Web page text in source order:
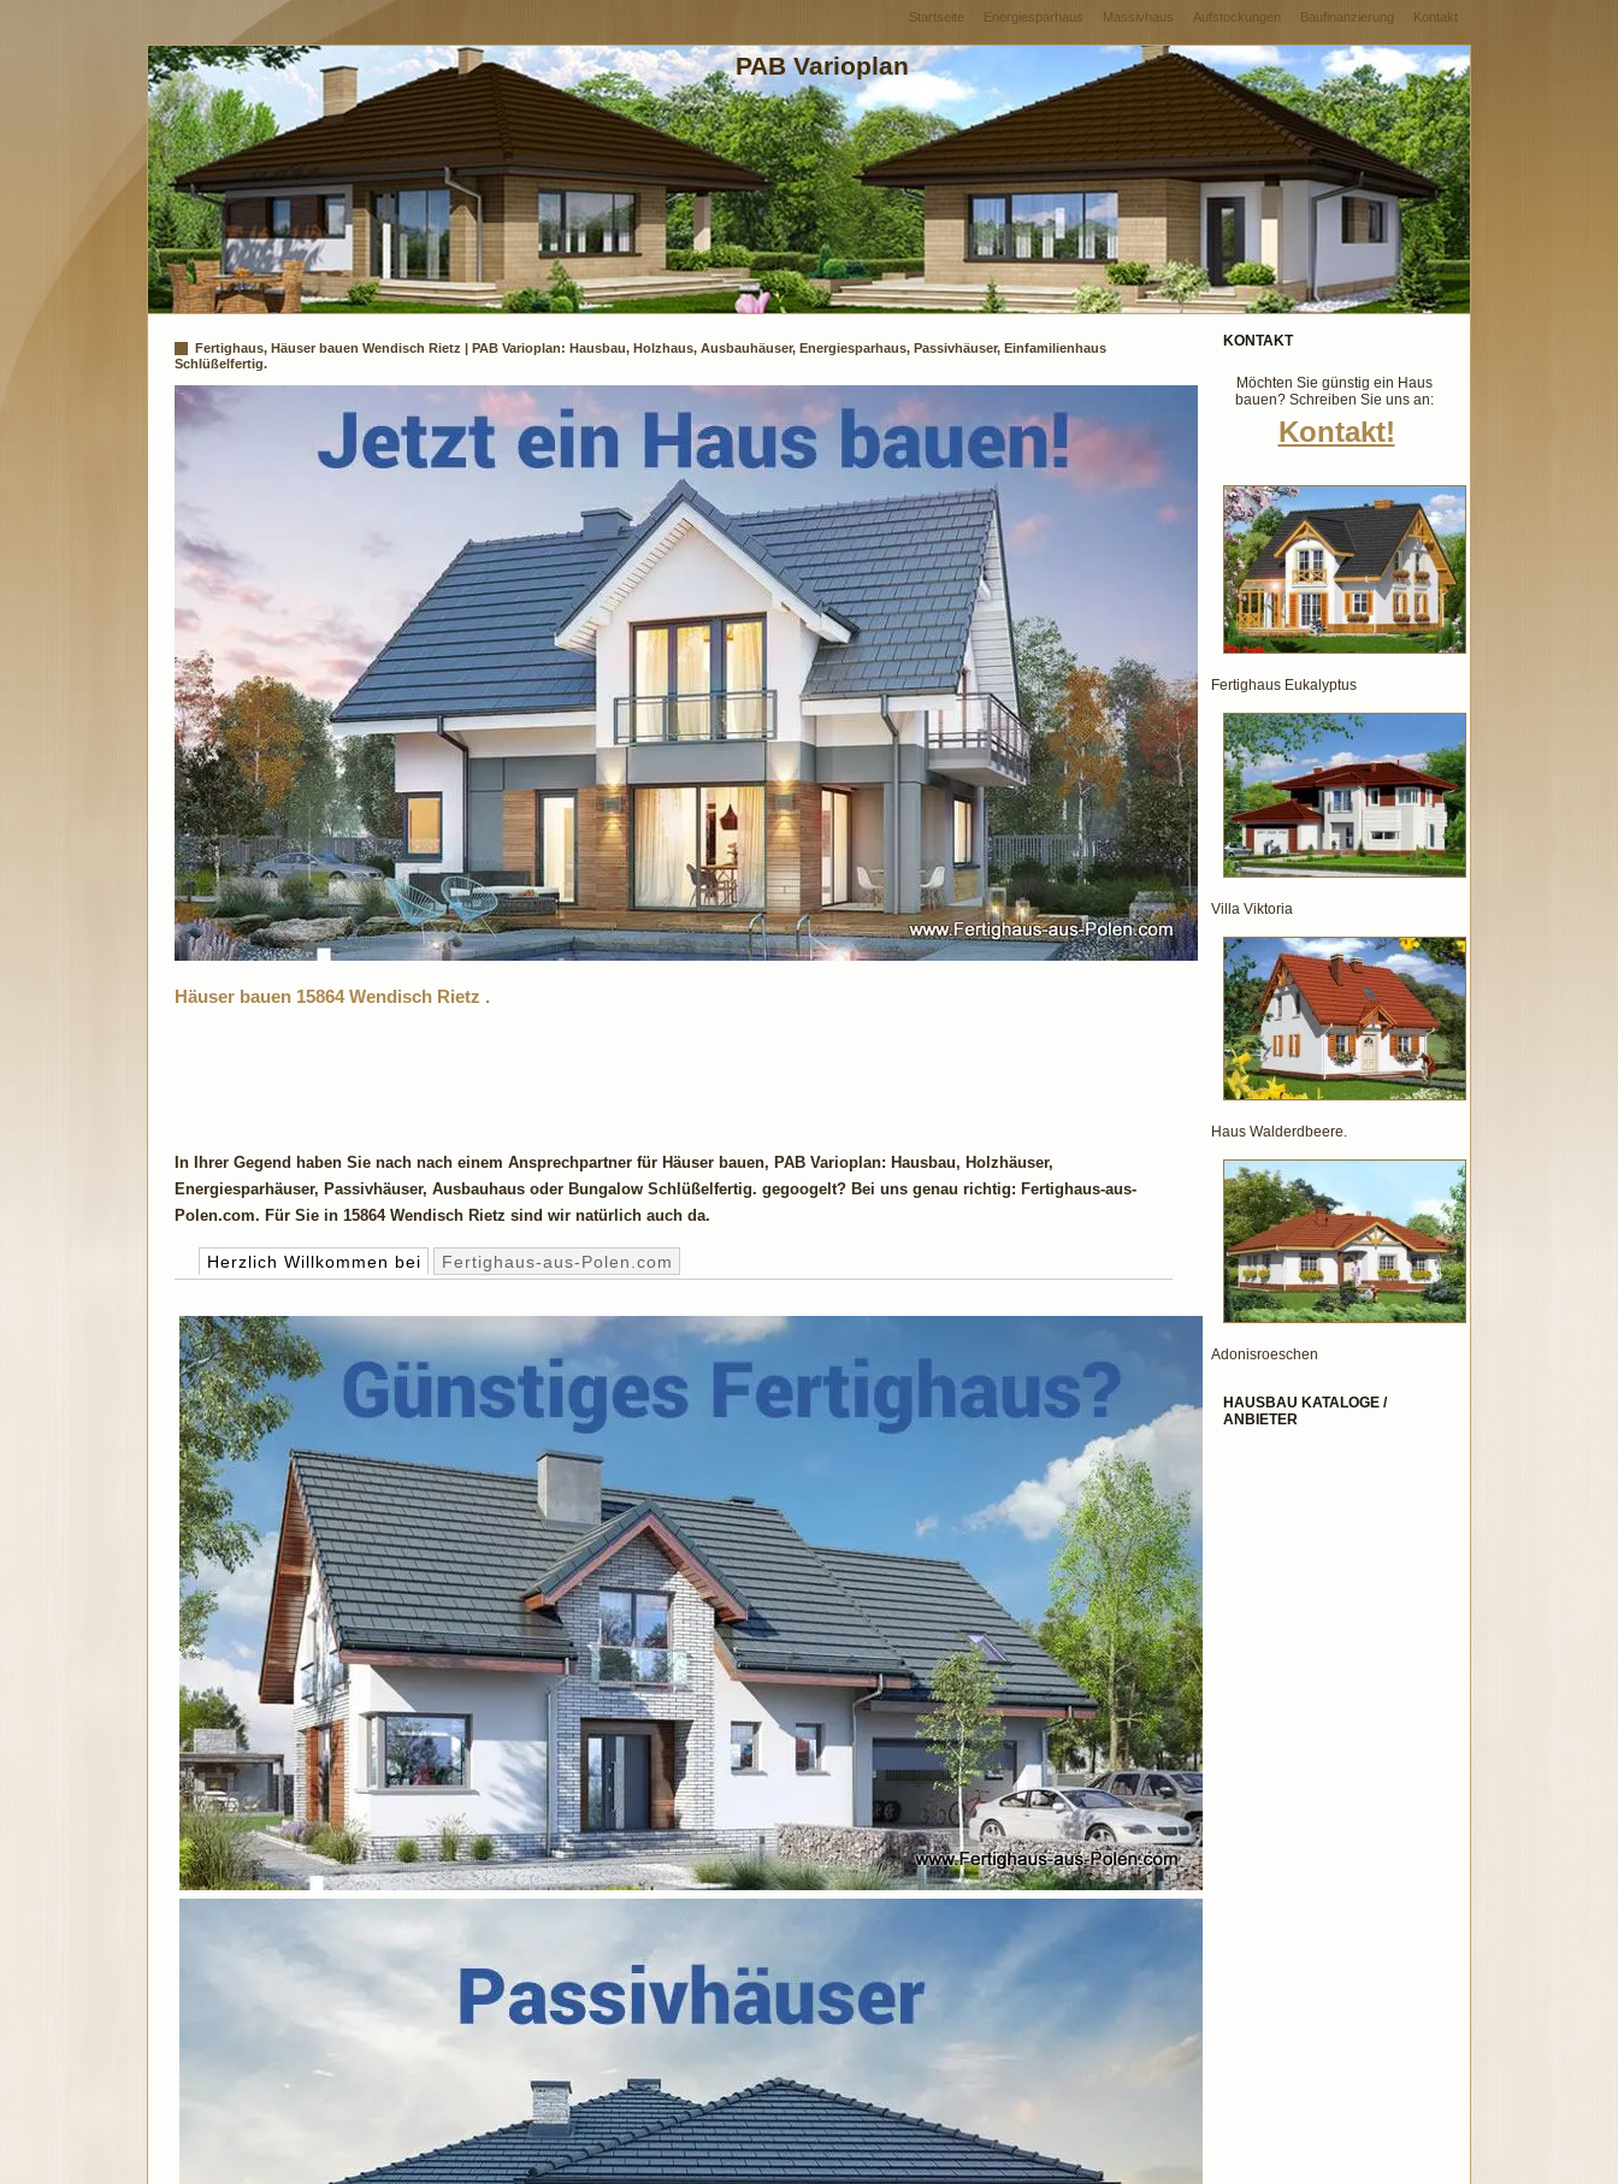
Startseite Energiesparhaus Massivhaus Aufstockungen Baufinanzierung Kontakt
PAB Varioplan
Fertighaus, Häuser bauen Wendisch Rietz | PAB Varioplan: Hausbau, Holzhaus, Ausbauhäuser, Energiesparhaus, Passivhäuser, Einfamilienhaus
Schlüßelfertig.
Häuser bauen 15864 Wendisch Rietz .
In Ihrer Gegend haben Sie nach nach einem Ansprechpartner für Häuser bauen, PAB Varioplan: Hausbau, Holzhäuser,
Energiesparhäuser, Passivhäuser, Ausbauhaus oder Bungalow Schlüßelfertig. gegoogelt? Bei uns genau richtig: Fertighaus-aus-
Polen.com. Für Sie in 15864 Wendisch Rietz sind wir natürlich auch da.
Herzlich Willkommen bei Fertighaus-aus-Polen.com
KONTAKT
Möchten Sie günstig ein Haus
bauen? Schreiben Sie uns an:
Kontakt!
Fertighaus Eukalyptus
Villa Viktoria
Haus Walderdbeere.
Adonisroeschen
HAUSBAU KATALOGE /
ANBIETER